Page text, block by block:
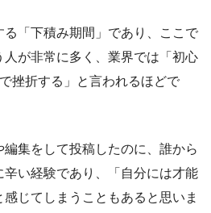
る「下積み期間」であり、ここで
が非常に多く、業界では「初心
挫折する」と言われるほどで
集をして投稿したのに、誰から
辛い経験であり、「自分には才能
じてしまうこともあると思いま